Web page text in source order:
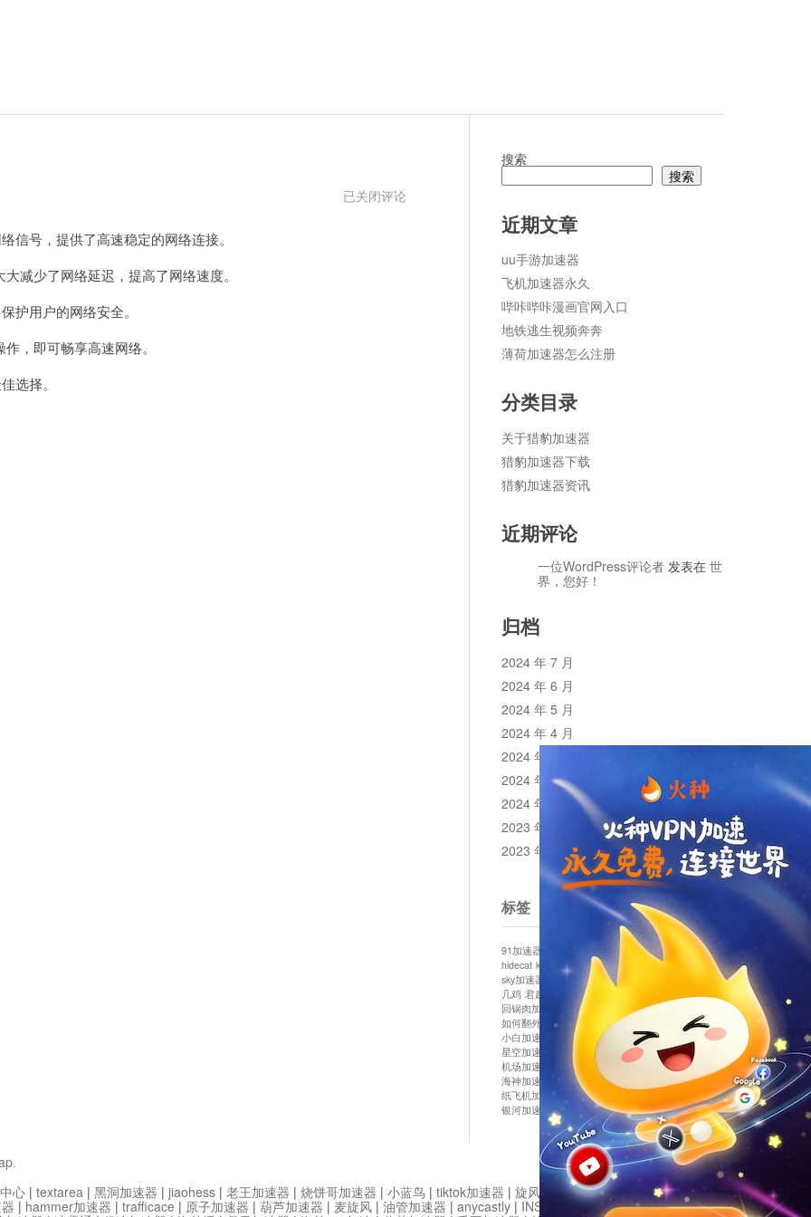
小
已关闭评论
号，提供了高速稳定的网络连接。
少了网络延迟，提高了网络速度。
用户的网络安全。
即可畅享高速网络。
选择。
搜索
搜索
近期文章
uu手游加速器
飞机加速器永久
哔咔哔咔漫画官网入口
地铁逃生视频奔奔
薄荷加速器怎么注册
分类目录
关于猎豹加速器
猎豹加速器下载
猎豹加速器资讯
近期评论
一位WordPress评论者 发表在 世
界，您好！
归档
2024 年 7 月
2024 年 6 月
2024 年 5 月
2024 年 4 月
2024 年 3 月
2024 年 2 月
2024 年 1 月
2023 年 12 月
2023 年 11 月
标签
91加速器 bluelayer加速器
clash节点
hidecat kuai500 panda加速器
plex加速器
sky加速器
telegram加速器 中信加速器
云梯加速器
几鸡 君越加速器 哔咔漫画加速器
唐师傅加速器
回锅肉加速器
坚果加速器 壹点加速器
如何翻外墙网站 小哈vp加速器
小火箭加速器
小白加速器
布谷vp加速器 心阶云 快连
星空加速器
最新版clash安卓下载
月光加速器
机场加速器
松果云 极快加速器
梯子加速器
海神加速器
猴王加速器 神灯vp加速器
纸飞机加速器
蓝泡加速器 西游加速器
起飞加速器
银河加速器 鱼跃加速器 鹰眼加速器 黑洞加速版
.
心 | textarea | 黑洞加速器 | jiaohess | 老王加速器 | 烧饼哥加速器 | 小蓝鸟 | tiktok加速器 | 旋风加速度器|旋风加速 |
| hammer加速器 | trafficace | 原子加速器 | 葫芦加速器 | 麦旋风 | 油管加速器 | anycastly | INS加速器|INS加速器免费版